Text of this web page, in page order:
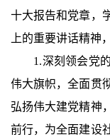
十大报告和党章，
上的重要讲话精神
1.深刻领会党的
伟大旗帜，全面贯
弘扬伟大建党精神
前行，为全面建设